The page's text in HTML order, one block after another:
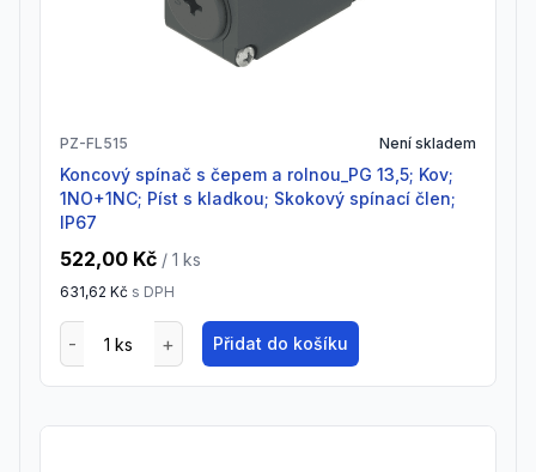
PZ-FL515 Není skladem
Koncový spínač s čepem a rolnou_PG 13,5; Kov;
1NO+1NC; Píst s kladkou; Skokový spínací člen;
IP67
522,00 Kč / 1 ks
631,62 Kč s DPH
Přidat do košíku